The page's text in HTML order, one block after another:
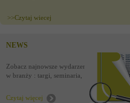
>>Czytaj wiecej
NEWS
Zobacz najnowsze wydarzenia
w branży : targi, seminaria,
Czytaj więcej